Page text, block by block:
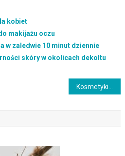
kobiet
makijażu oczu
w zaledwie 10 minut dziennie
skóry w okolicach dekoltu